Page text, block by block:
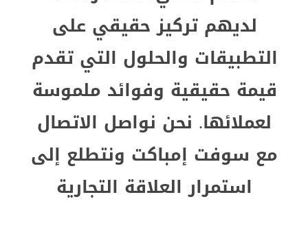
لديهم تركيز حقيقي على
التطبيقات والحلول التي تقدم
قيمة حقيقية وفوائد ملموسة
لعملائها. نحن نواصل الاتصال
مع سوفت إمباكت ونتطلع إلى
استمرار العلاقة التجارية